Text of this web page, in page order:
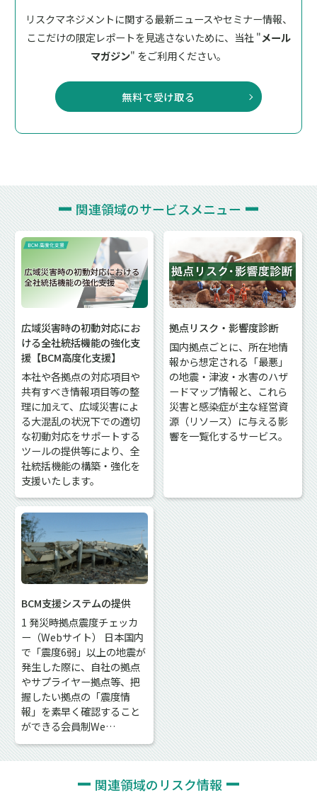
リスクマネジメントに関する最新ニュースやセミナー情報、
ここだけの限定レポートを見逃さないために、 当社 "メール
マガジン" をご利用ください。
無料で受け取る
関連領域のサービスメニュー
広域災害時の初動対応にお
ける全社統括機能の強化支
援【BCM高度化支援】
本社や各拠点の対応項目や
共有すべき情報項目等の整
理に加えて、広域災害によ
る大混乱の状況下での適切
な初動対応をサポートする
ツールの提供等により、全
社統括機能の構築・強化を
支援いたします。
拠点リスク・影響度診断
国内拠点ごとに、所在地情
報から想定される「最悪」
の地震・津波・水害のハザ
ードマップ情報と、これら
災害と感染症が主な経営資
源（リソース）に与える影
響を一覧化するサービス。
BCM支援システムの提供
1 発災時拠点震度チェッカ
ー（Webサイト） 日本国内
で「震度6弱」以上の地震が
発生した際に、自社の拠点
やサプライヤー拠点等、把
握したい拠点の「震度情
報」を素早く確認すること
ができる会員制We…
関連領域のリスク情報